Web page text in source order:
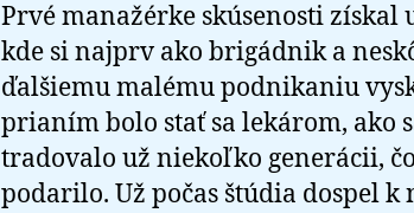
Prvé manažérke skúsenosti získal
kde si najprv ako brigádnik a
ďalšiemu malému podnikaniu
prianím bolo stať sa lekárom, ako
tradovalo už niekoľko generácii,
podarilo. Už počas štúdia dospel k